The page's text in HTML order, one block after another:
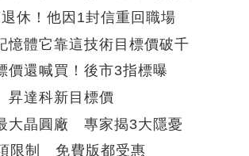
休！他因1封信重回職場
體它靠這技術目標價破千
價還喊買！後市3指標曝
達科新目標價
大晶圓廠 專家揭3大隱憂
限制 免費版都受惠